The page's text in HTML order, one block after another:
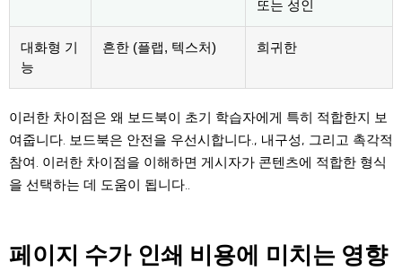
또는 성인
대화형 기
능
흔한 (플랩, 텍스처) 희귀한
이러한 차이점은 왜 보드북이 초기 학습자에게 특히 적합한지 보
여줍니다. 보드북은 안전을 우선시합니다., 내구성, 그리고 촉각적
참여. 이러한 차이점을 이해하면 게시자가 콘텐츠에 적합한 형식
을 선택하는 데 도움이 됩니다..
페이지 수가 인쇄 비용에 미치는 영향